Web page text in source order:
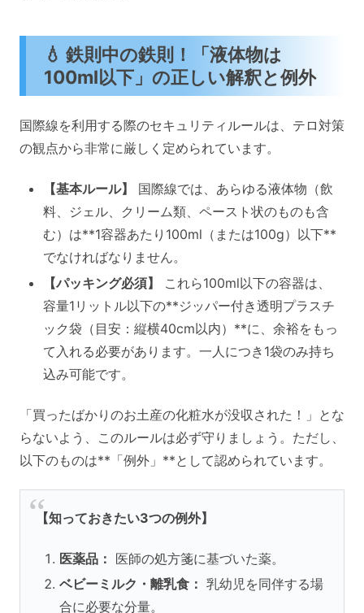
💧 鉄則中の鉄則！「液体物は
100ml以下」の正しい解釈と例外
国際線を利用する際のセキュリティルールは、テロ対策
の観点から非常に厳しく定められています。
【基本ルール】
国際線では、あらゆる液体物（飲
料、ジェル、クリーム類、ペースト状のものも含
む）は**1容器あたり100ml（または100g）以下**
でなければなりません。
【パッキング必須】
これら100ml以下の容器は、
容量1リットル以下の**ジッパー付き透明プラスチ
ック袋（目安：縦横40cm以内）**に、余裕をもっ
て入れる必要があります。一人につき1袋のみ持ち
込み可能です。
「買ったばかりのお土産の化粧水が没収された！」とな
らないよう、このルールは必ず守りましょう。ただし、
以下のものは**「例外」**として認められています。
【知っておきたい3つの例外】
医薬品： 医師の処方箋に基づいた薬。
ベビーミルク・離乳食： 乳幼児を同伴する場
合に必要な分量。